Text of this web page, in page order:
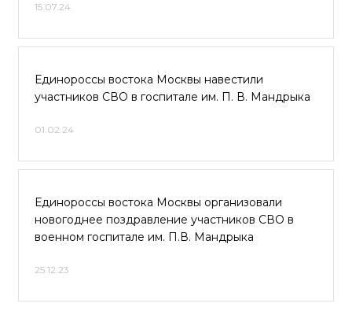
15.07.24
Единороссы востока Москвы навестили
участников СВО в госпитале им. П. В. Мандрыка
01.02.24
Единороссы востока Москвы организовали
новогоднее поздравление участников СВО в
военном госпитале им. П.В. Мандрыка
25.12.23